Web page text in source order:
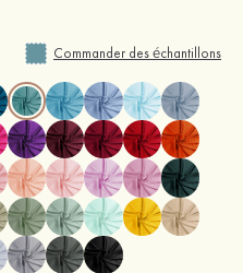
Commander des échantillons